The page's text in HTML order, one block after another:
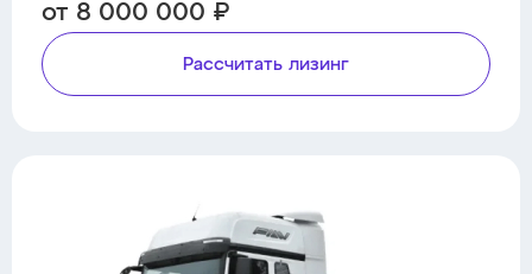
от 8 000 000 ₽
Рассчитать лизинг